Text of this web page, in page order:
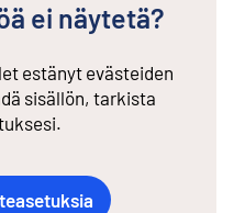
ei näytetä?
estänyt evästeiden
sisällön, tarkista